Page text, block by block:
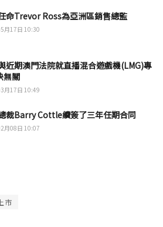
命Trevor Ross為亞洲區銷售總監
月17日 10:30
近期澳門法院就直播混合遊戲機(LMG)專
無關
月17日 10:49
裁Barry Cottle續簽了三年任期合同
月08日 10:07
市